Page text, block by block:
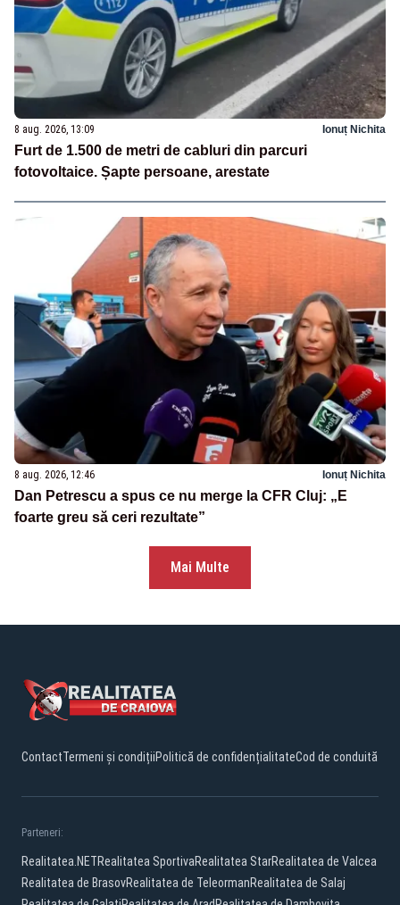
8 aug. 2026, 13:09 Ionuț Nichita
Furt de 1.500 de metri de cabluri din parcuri
fotovoltaice. Șapte persoane, arestate
8 aug. 2026, 12:46 Ionuț Nichita
Dan Petrescu a spus ce nu merge la CFR Cluj: „E
foarte greu să ceri rezultate”
Mai Multe
ContactTermeni și condițiiPolitică de confidențialitateCod de conduită
Parteneri:
Realitatea.NETRealitatea SportivaRealitatea StarRealitatea de Valcea
Realitatea de BrasovRealitatea de TeleormanRealitatea de Salaj